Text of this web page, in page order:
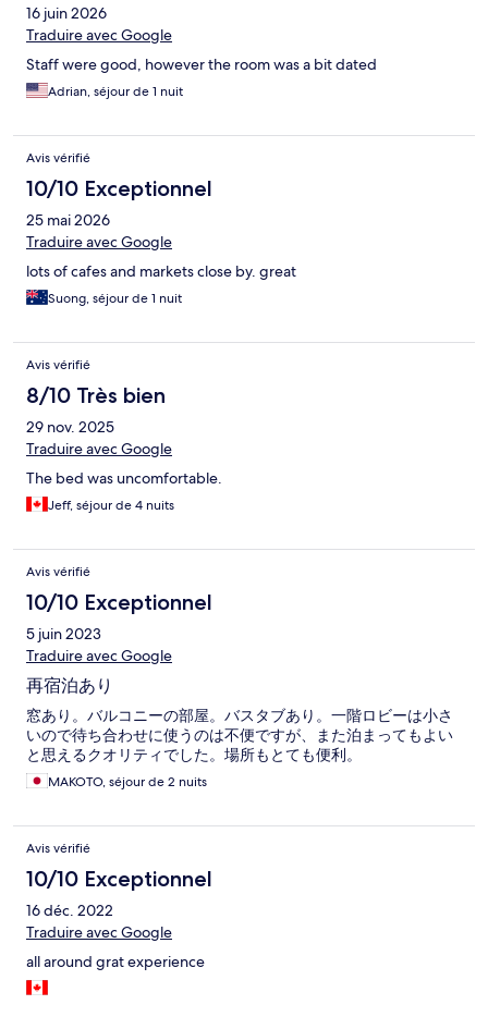
16 juin 2026
Traduire avec Google
Staff were good, however the room was a bit dated
Adrian, séjour de 1 nuit
Avis vérifié
10/10 Exceptionnel
25 mai 2026
Traduire avec Google
lots of cafes and markets close by. great
Suong, séjour de 1 nuit
Avis vérifié
8/10 Très bien
29 nov. 2025
Traduire avec Google
The bed was uncomfortable.
Jeff, séjour de 4 nuits
Avis vérifié
10/10 Exceptionnel
5 juin 2023
Traduire avec Google
再宿泊あり
窓あり。バルコニーの部屋。バスタブあり。一階ロビーは小さ
いので待ち合わせに使うのは不便ですが、また泊まってもよい
と思えるクオリティでした。場所もとても便利。
MAKOTO, séjour de 2 nuits
Avis vérifié
10/10 Exceptionnel
16 déc. 2022
Traduire avec Google
all around grat experience